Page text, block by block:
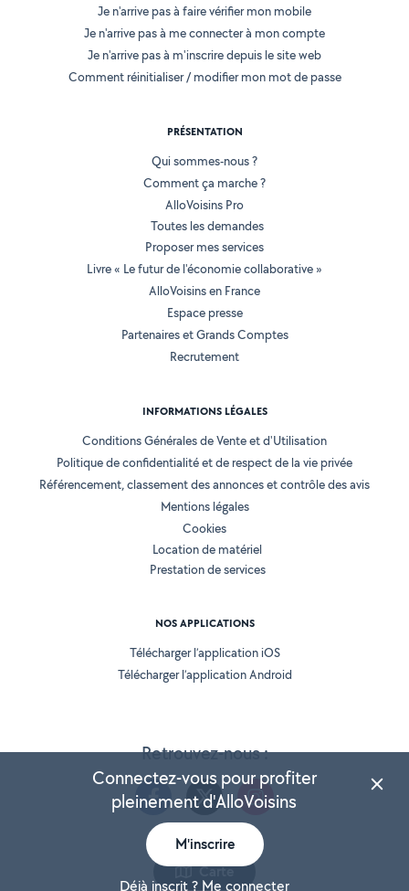
Carte
Retrouvez-nous :
Je n'arrive pas à faire vérifier mon mobile
Je n'arrive pas à me connecter à mon compte
Je n'arrive pas à m'inscrire depuis le site web
Comment réinitialiser / modifier mon mot de passe
PRÉSENTATION
Qui sommes-nous ?
Comment ça marche ?
AlloVoisins Pro
Toutes les demandes
Proposer mes services
Livre « Le futur de l'économie collaborative »
AlloVoisins en France
Espace presse
Partenaires et Grands Comptes
Recrutement
INFORMATIONS LÉGALES
Conditions Générales de Vente et d'Utilisation
Politique de confidentialité et de respect de la vie privée
Référencement, classement des annonces et contrôle des avis
Mentions légales
Cookies
Location de matériel
Prestation de services
NOS APPLICATIONS
Télécharger l’application iOS
Télécharger l’application Android
Connectez-vous pour profiter
pleinement d'AlloVoisins
M'inscrire
Déjà inscrit ? Me connecter